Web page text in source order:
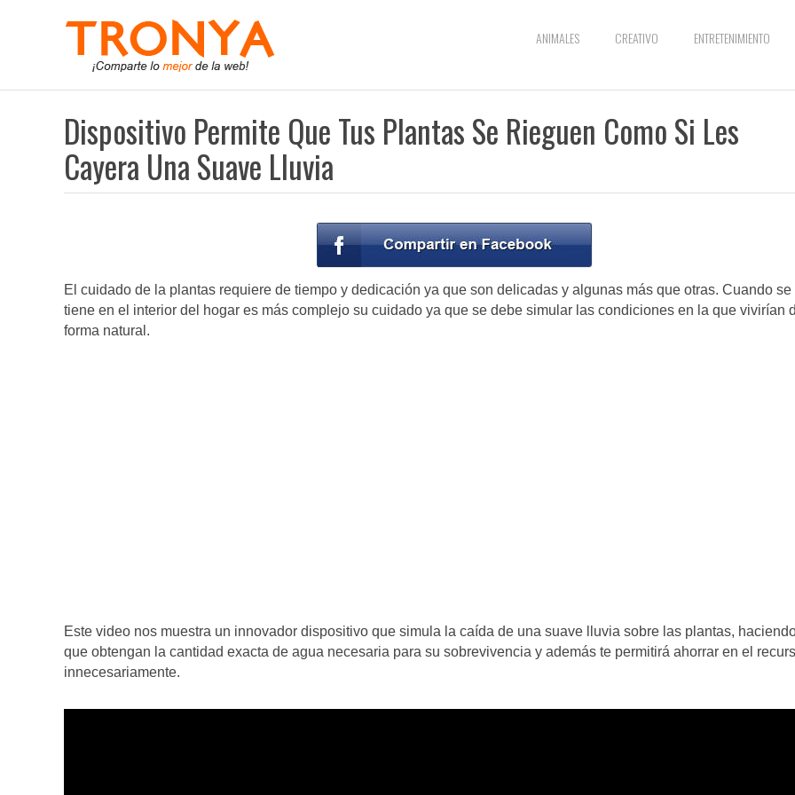
ANIMALES CREATIVO ENTRETENIMIENTO
Dispositivo Permite Que Tus Plantas Se Rieguen Como Si Les
Cayera Una Suave Lluvia
El cuidado de la plantas requiere de tiempo y dedicación ya que son delicadas y algunas más que otras. Cuando se
tiene en el interior del hogar es más complejo su cuidado ya que se debe simular las condiciones en la que vivirían
forma natural.
Este video nos muestra un innovador dispositivo que simula la caída de una suave lluvia sobre las plantas,
que obtengan la cantidad exacta de agua necesaria para su sobrevivencia y además te permitirá ahorrar en el
innecesariamente.